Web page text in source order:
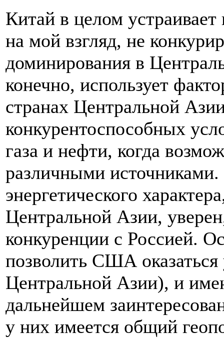
Китай в целом
на мой взгляд, не
доминирования в
конечно, использует
странах Центральной
конкурентоспособных
газа и нефти, когда
различными
энергетического
Центральной Азии,
конкуренции с Россией.
позволить США
Центральной Азии), и
дальнейшем
у них имеется общий